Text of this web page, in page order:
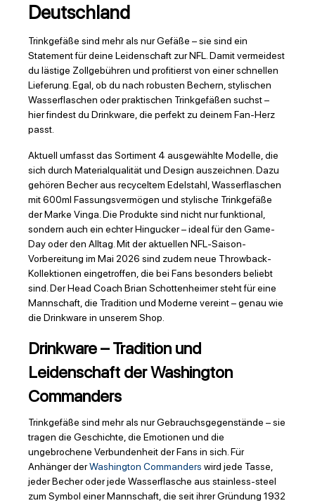
Deutschland
Trinkgefäße sind mehr als nur Gefäße – sie sind ein
Statement für deine Leidenschaft zur NFL. Damit vermeidest
du lästige Zollgebühren und profitierst von einer schnellen
Lieferung. Egal, ob du nach robusten Bechern, stylischen
Wasserflaschen oder praktischen Trinkgefäßen suchst –
hier findest du Drinkware, die perfekt zu deinem Fan-Herz
passt.
Aktuell umfasst das Sortiment 4 ausgewählte Modelle, die
sich durch Materialqualität und Design auszeichnen. Dazu
gehören Becher aus recyceltem Edelstahl, Wasserflaschen
mit 600ml Fassungsvermögen und stylische Trinkgefäße
der Marke Vinga. Die Produkte sind nicht nur funktional,
sondern auch ein echter Hingucker – ideal für den Game-
Day oder den Alltag. Mit der aktuellen NFL-Saison-
Vorbereitung im Mai 2026 sind zudem neue Throwback-
Kollektionen eingetroffen, die bei Fans besonders beliebt
sind. Der Head Coach Brian Schottenheimer steht für eine
Mannschaft, die Tradition und Moderne vereint – genau wie
die Drinkware in unserem Shop.
Drinkware – Tradition und
Leidenschaft der Washington
Commanders
Trinkgefäße sind mehr als nur Gebrauchsgegenstände – sie
tragen die Geschichte, die Emotionen und die
ungebrochene Verbundenheit der Fans in sich. Für
Anhänger derWashington Commanders wird jede Tasse,
jeder Becher oder jede Wasserflasche aus stainless-steel
zum Symbol einer Mannschaft, die seit ihrer Gründung 1932